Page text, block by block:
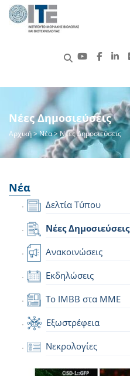
Νέες Δημοσιεύσεις
Αρχική>Νέα> Νέες Δημοσιεύσεις
Νέα
Δελτία Τύπου
Νέες Δημοσιεύσεις
Ανακοινώσεις
Εκδηλώσεις
Το IMBB στα ΜΜΕ
Εξωστρέφεια
Νεκρολογίες